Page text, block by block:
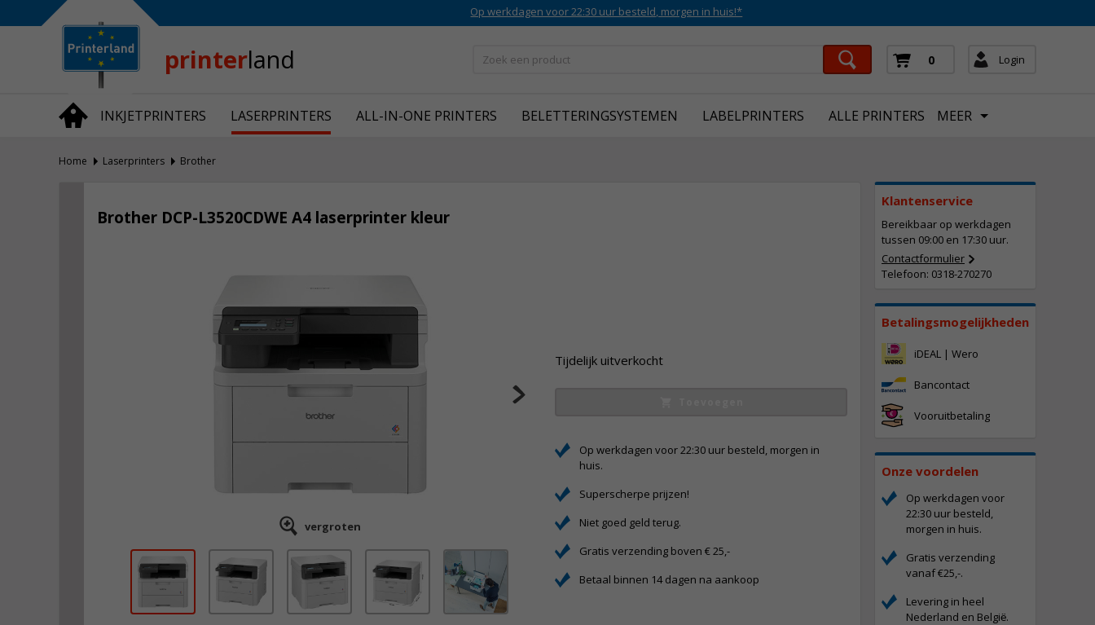
Op werkdagen voor 22:30 uur besteld, morgen in huis!*
printerland 0 Login
INKJETPRINTERS LASERPRINTERS ALL-IN-ONE PRINTERS BELETTERINGSYSTEMEN LABELPRINTERS ALLE PRINTERS MEER
Over Printerland
Privacy
Algemene Voorwaarden
Productnieuws
Home Laserprinters Brother
Klantenservice
Bereikbaar op werkdagen
tussen 09:00 en 17:30 uur.
Contactformulier
Telefoon: 0318-270270
Betalingsmogelijkheden
iDEAL | Wero
Bancontact
Vooruitbetaling
Onze voordelen
Op werkdagen voor
22:30 uur besteld,
morgen in huis.
Gratis verzending
vanaf €25,-.
Levering in heel
Nederland en België.
Brother DCP-L3520CDWE A4 laserprinter kleur
vergroten
Tijdelijk uitverkocht
Op werkdagen voor 22:30 uur besteld, morgen in
huis.
Superscherpe prijzen!
Niet goed geld terug.
Gratis verzending boven € 25,-
Betaal binnen 14 dagen na aankoop